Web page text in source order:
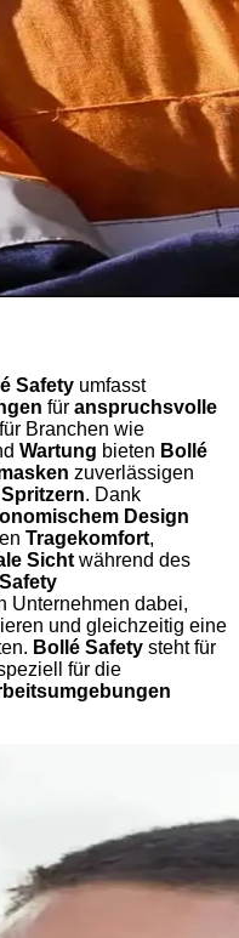
Safety umfasst
für anspruchsvolle
Branchen wie
Wartung bieten Bollé
zuverlässigen
Spritzern. Dank
Design
Tragekomfort,
Sicht während des
Unternehmen dabei,
und gleichzeitig eine
Bollé Safety steht für
für die